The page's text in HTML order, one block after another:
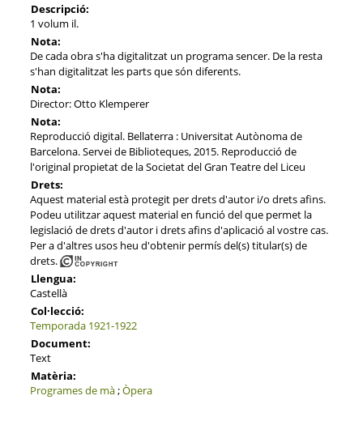
Descripció:
1 volum il.
Nota:
De cada obra s'ha digitalitzat un programa sencer. De la resta
s'han digitalitzat les parts que són diferents.
Nota:
Director: Otto Klemperer
Nota:
Reproducció digital. Bellaterra : Universitat Autònoma de
Barcelona. Servei de Biblioteques, 2015. Reproducció de
l'original propietat de la Societat del Gran Teatre del Liceu
Drets:
Aquest material està protegit per drets d'autor i/o drets afins.
Podeu utilitzar aquest material en funció del que permet la
legislació de drets d'autor i drets afins d'aplicació al vostre cas.
Per a d'altres usos heu d'obtenir permís del(s) titular(s) de
drets.
Llengua:
Castellà
Col·lecció:
Temporada 1921-1922
Document:
Text
Matèria:
Programes de mà;Òpera